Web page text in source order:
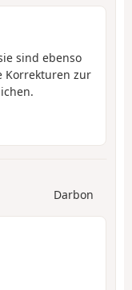
sind ebenso
Korrekturen zur
Darbon